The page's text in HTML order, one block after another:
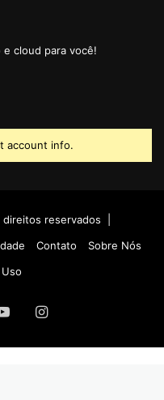
cloud para você!
account info.
reservados |
Contato
Sobre Nós
YouTubeInstagram